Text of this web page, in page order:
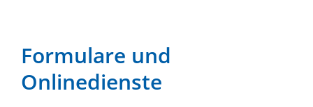
Formulare und
Onlinedienste